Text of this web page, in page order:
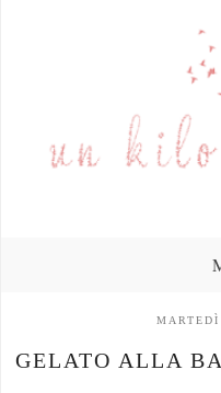
GELATO ALLA